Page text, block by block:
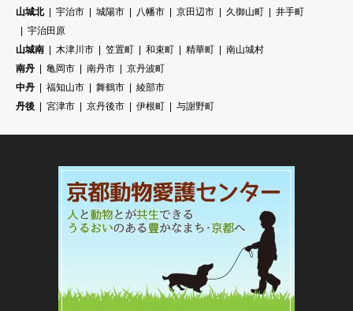
山城北
宇治市 城陽市 八幡市 京田辺市 久御山町
井手町
宇治田原
山城南
木津川市 笠置町 和束町 精華町
南山城村
南丹
亀岡市 南丹市
京丹波町
中丹
福知山市 舞鶴市
綾部市
丹後
宮津市 京丹後市 伊根町 与謝野町